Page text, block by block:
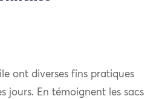
ont diverses fins pratiques
jours. En témoignent les sacs